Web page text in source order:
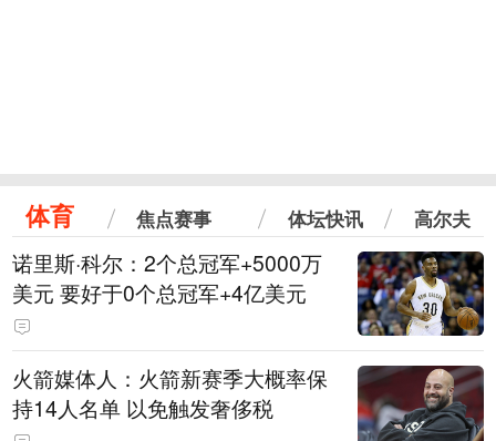
体育 焦点赛事 体坛快讯 高尔夫
诺里斯·科尔：2个总冠军+5000万
美元 要好于0个总冠军+4亿美元
火箭媒体人：火箭新赛季大概率保
持14人名单 以免触发奢侈税